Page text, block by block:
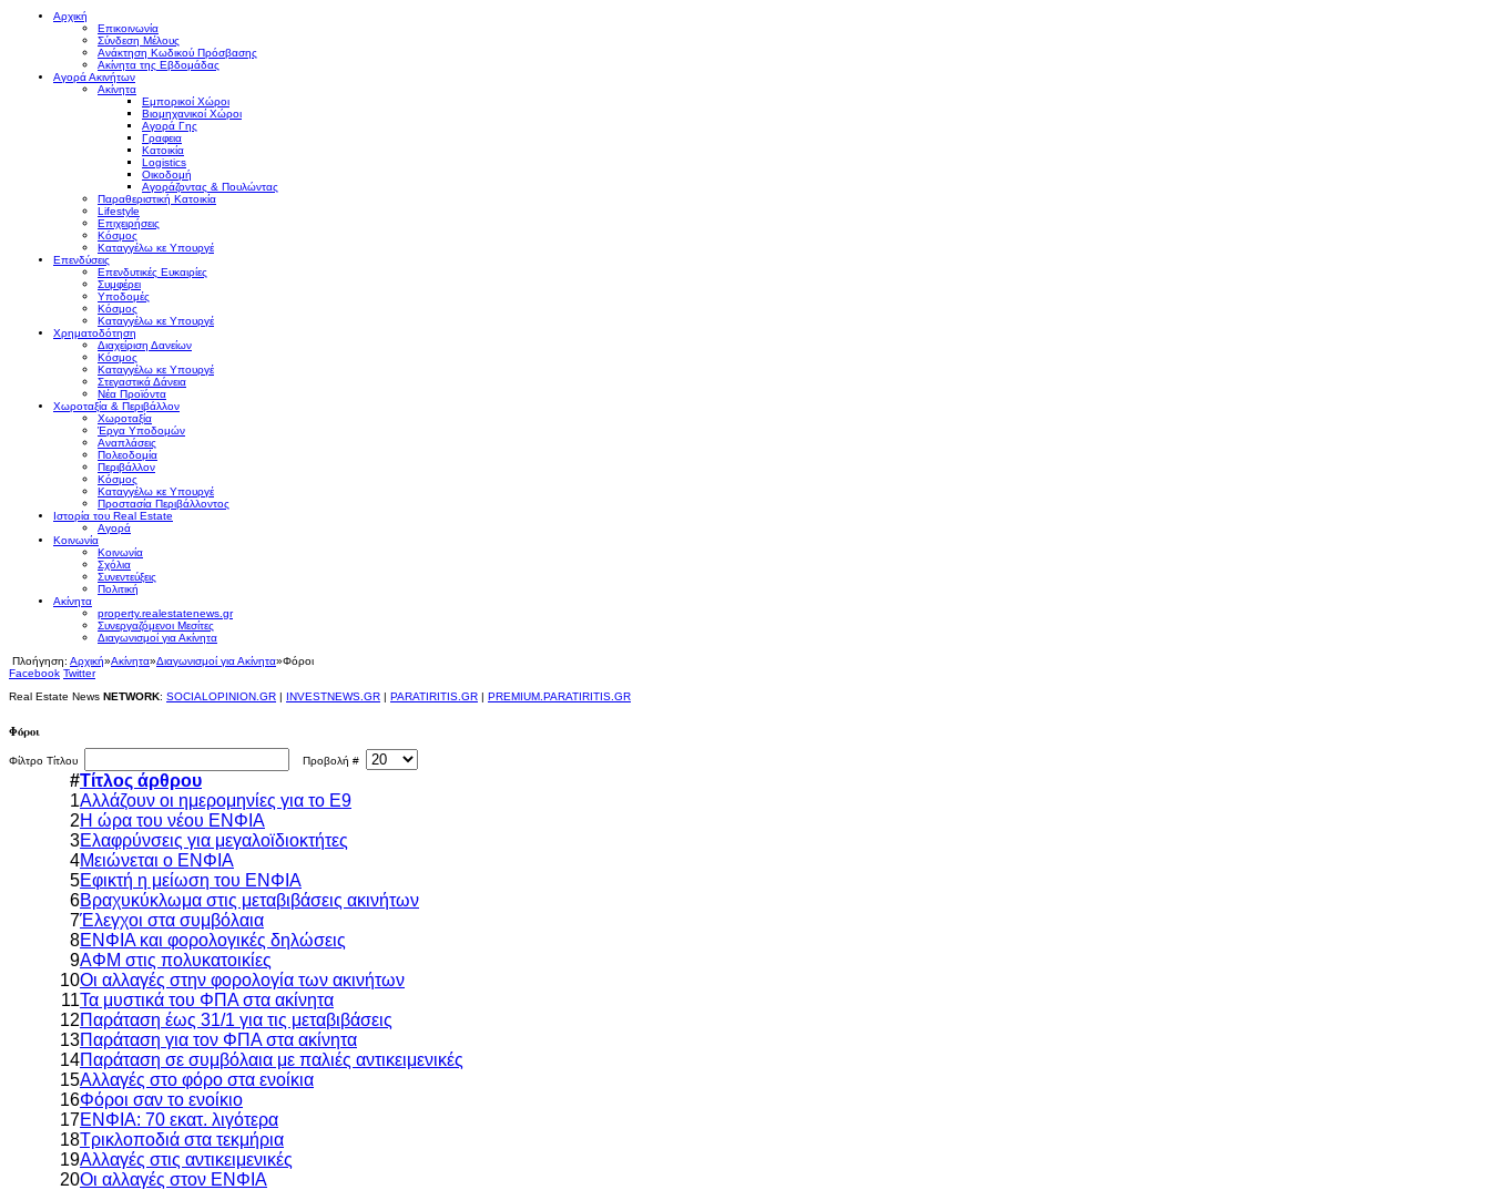
Αρχική
Επικοινωνία
Σύνδεση Μέλους
Ανάκτηση Κωδικού Πρόσβασης
Ακίνητα της Εβδομάδας
Αγορά Ακινήτων
Ακίνητα
Εμπορικοί Χώροι
Βιομηχανικοί Χώροι
Αγορά Γης
Γραφεια
Κατοικία
Logistics
Οικοδομή
Αγοράζοντας & Πουλώντας
Παραθεριστική Κατοικία
Lifestyle
Επιχειρήσεις
Κόσμος
Καταγγέλω κε Υπουργέ
Επενδύσεις
Επενδυτικές Ευκαιρίες
Συμφέρει
Υποδομές
Κόσμος
Καταγγέλω κε Υπουργέ
Χρηματοδότηση
Διαχείριση Δανείων
Κόσμος
Καταγγέλω κε Υπουργέ
Στεγαστικά Δάνεια
Νέα Προϊόντα
Χωροταξία & Περιβάλλον
Χωροταξία
Έργα Υποδομών
Αναπλάσεις
Πολεοδομία
Περιβάλλον
Κόσμος
Καταγγέλω κε Υπουργέ
Προστασία Περιβάλλοντος
Ιστορία του Real Estate
Αγορά
Κοινωνία
Κοινωνία
Σχόλια
Συνεντεύξεις
Πολιτική
Ακίνητα
property.realestatenews.gr
Συνεργαζόμενοι Μεσίτες
Διαγωνισμοί για Ακίνητα
Πλοήγηση: Αρχική»Ακίνητα»Διαγωνισμοί για Ακίνητα»Φόροι
Facebook Twitter
Real Estate News NETWORK: SOCIALOPINION.GR | INVESTNEWS.GR | PARATIRITIS.GR | PREMIUM.PARATIRITIS.GR
Φόροι
Φίλτρο Τίτλου Προβολή #
#Τίτλος άρθρου
1Αλλάζουν οι ημερομηνίες για το Ε9
2Η ώρα του νέου ΕΝΦΙΑ
3Ελαφρύνσεις για μεγαλοϊδιοκτήτες
4Μειώνεται ο ΕΝΦΙΑ
5Εφικτή η μείωση του ΕΝΦΙΑ
6Βραχυκύκλωμα στις μεταβιβάσεις ακινήτων
7Έλεγχοι στα συμβόλαια
8ΕΝΦΙΑ και φορολογικές δηλώσεις
9ΑΦΜ στις πολυκατοικίες
10Οι αλλαγές στην φορολογία των ακινήτων
11Τα μυστικά του ΦΠΑ στα ακίνητα
12Παράταση έως 31/1 για τις μεταβιβάσεις
13Παράταση για τον ΦΠΑ στα ακίνητα
14Παράταση σε συμβόλαια με παλιές αντικειμενικές
15Αλλαγές στο φόρο στα ενοίκια
16Φόροι σαν το ενοίκιο
17ΕΝΦΙΑ: 70 εκατ. λιγότερα
18Τρικλοποδιά στα τεκμήρια
19Αλλαγές στις αντικειμενικές
20Οι αλλαγές στον ΕΝΦΙΑ